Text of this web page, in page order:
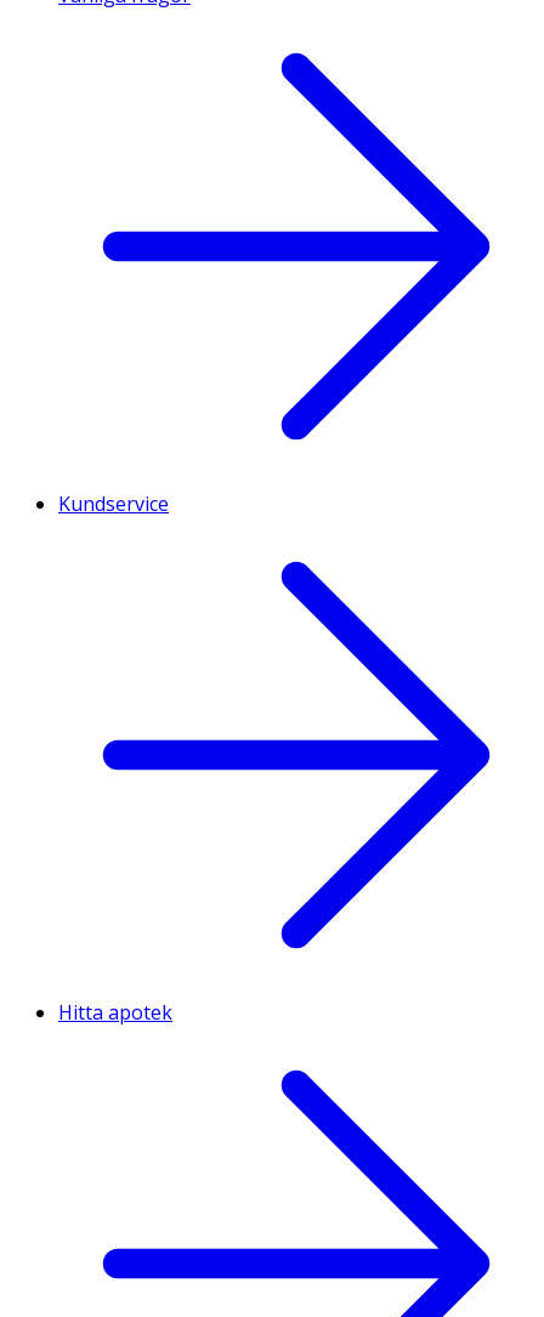
Kundservice
Hitta apotek